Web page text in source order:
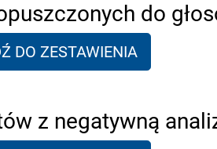
do
DO ZESTAWIENIA
z negatywną